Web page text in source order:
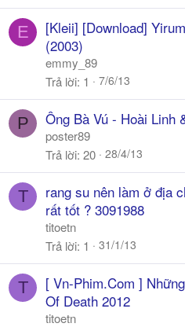
E
[Kleii] [Download]
(2003)
emmy_89
Trả lời 1 7/6/13
P Ông Bà Vú - Hoài Linh
poster89
Trả lời 20 28/4/13
T
rang su nên làm ở địa
rất tốt ? 3091988
titoetn
Trả lời 1 31/1/13
T
[ Vn-Phim.Com ]
Of Death 2012
titoetn